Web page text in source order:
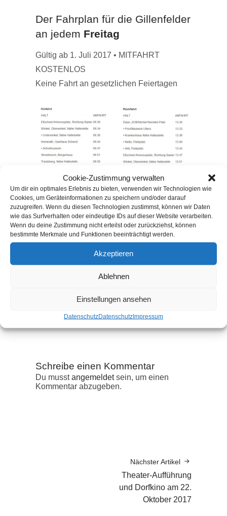
Cookie-Zustimmung verwalten
Um dir ein optimales Erlebnis zu bieten, verwenden wir Technologien wie
Cookies, um Geräteinformationen zu speichern und/oder darauf
zuzugreifen. Wenn du diesen Technologien zustimmst, können wir Daten
wie das Surfverhalten oder eindeutige IDs auf dieser Website verarbeiten.
Wenn du deine Zustimmung nicht erteilst oder zurückziehst, können
bestimmte Merkmale und Funktionen beeinträchtigt werden.
Akzeptieren
Ablehnen
Einstellungen ansehen
DatenschutzDatenschutzImpressum
Der Fahrplan für die Gillenfelder
an jedem Freitag
Gültig ab 1. Juli 2017 • MITFAHRT
KOSTENLOS
Keine Fahrt an gesetzlichen Feiertagen
Schlagwörter
Schreibe einen Kommentar
Du musstangemeldetsein, um einen
Kommentar abzugeben.
Nächster Artikel
Theater-Aufführung
und Dorfkino am 22.
Oktober 2017